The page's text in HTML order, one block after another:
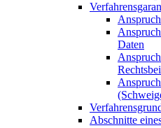
Daten
Abschnitte